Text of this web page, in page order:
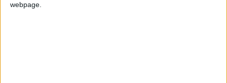
webpage.